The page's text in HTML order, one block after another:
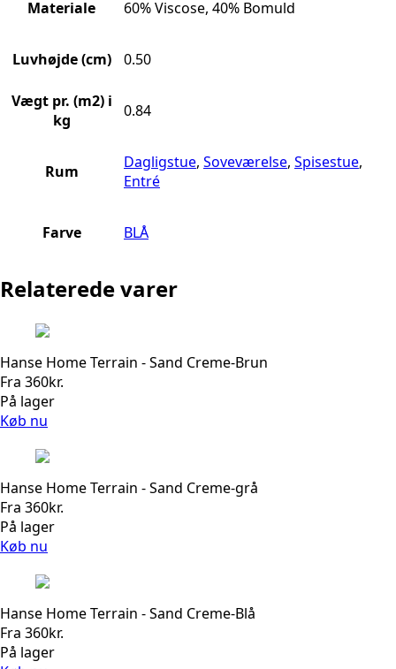
Materiale 60% Viscose, 40% Bomuld
Luvhøjde (cm) 0.50
Vægt pr. (m2) i
kg
0.84
Rum Dagligstue, Soveværelse, Spisestue,
Entré
Farve BLÅ
Relaterede varer
Hanse Home Terrain - Sand Creme-Brun
Fra 360kr.
På lager
Køb nu
Hanse Home Terrain - Sand Creme-grå
Fra 360kr.
På lager
Køb nu
Hanse Home Terrain - Sand Creme-Blå
Fra 360kr.
På lager